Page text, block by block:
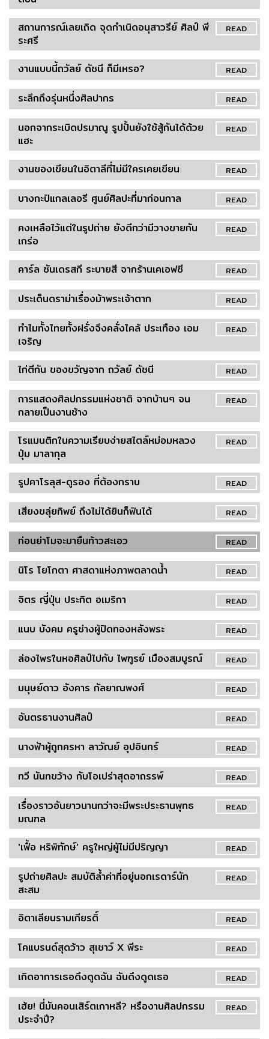
READ
สถานการณ์เลยเถิด จุดกำเนิดอนุสาวรีย์ ศิลป์ พี
ระศรี
READ
งานแบบนี้ถวัลย์ ดัชนี ก็มีเหรอ?
READ
ระลึกถึงรุ่นหนึ่งศิลปากร
READ
นอกจากระเบิดปรมาณู รูปปั้นยังใช้สู้กันได้ด้วย
แฮะ
READ
งานของเขียนในอิตาลีที่ไม่มีใครเคยเขียน
READ
บางกะปิแกลเลอรี ศูนย์ศิลปะที่มาก่อนกาล
READ
คงเหลือไว้แต่ในรูปถ่าย ยังดีกว่ามีวางขายกัน
เกร่อ
READ
คาร์ล ซันเดรสกี ระบายสี จากร้านเคเอฟซี
READ
ประเด็นดราม่าเรื่องม้าพระเจ้าตาก
READ
ทำไมทั้งไทยทั้งฝรั่งจึงคลั่งไคล้ ประเทือง เอม
เจริญ
READ
ไก่ตีกัน ของขวัญจาก ถวัลย์ ดัชนี
READ
การแสดงศิลปกรรมแห่งชาติ จากบ้านๆ จน
กลายเป็นงานช้าง
READ
โรแมนติกในความเรียบง่ายสไตล์หม่อมหลวง
ปุ่ม มาลากุล
READ
รูปคาโรลุส-ดูรอง ที่ต้องกราบ
READ
เสียงขลุ่ยทิพย์ ถึงไม่ได้ยินก็ฟินได้
READ
ก่อนย่าโมจะมายืนท้าวสะเอว
READ
นิโร โยโกตา ศาสดาแห่งภาพตลาดน้ำ
READ
จิตร ญี่ปุ่น ประกิต อเมริกา
READ
แนบ บังคม ครูช่างผู้ปิดทองหลังพระ
READ
ล่องไพรในหอศิลป์ไปกับ ไพฑูรย์ เมืองสมบูรณ์
READ
มนุษย์ดาว อังคาร กัลยาณพงศ์
READ
อันตรธานงานศิลป์
READ
นางฟ้าผู้ถูกครหา ลาวัณย์ อุปอินทร์
READ
ทวี นันทขว้าง กับโอเปร่าสุดอาถรรพ์
READ
เรื่องราวอันยาวนานกว่าจะมีพระประธานพุทธ
มณฑล
READ
'เฟื้อ หริพิทักษ์' ครูใหญ่ผู้ไม่มีปริญญา
READ
รูปถ่ายศิลปะ สมบัติล้ำค่าที่อยู่นอกเรดาร์นัก
สะสม
READ
อิตาเลียนรามเกียรติ์
READ
โคแบรนด์สุดว้าว สุเชาว์ X พีระ
READ
เกิดอาการเธอดึงดูดฉัน ฉันดึงดูดเธอ
READ
เฮ้ย! นี่มันคอนเสิร์ตเกาหลี? หรืองานศิลปกรรม
ประจำปี?